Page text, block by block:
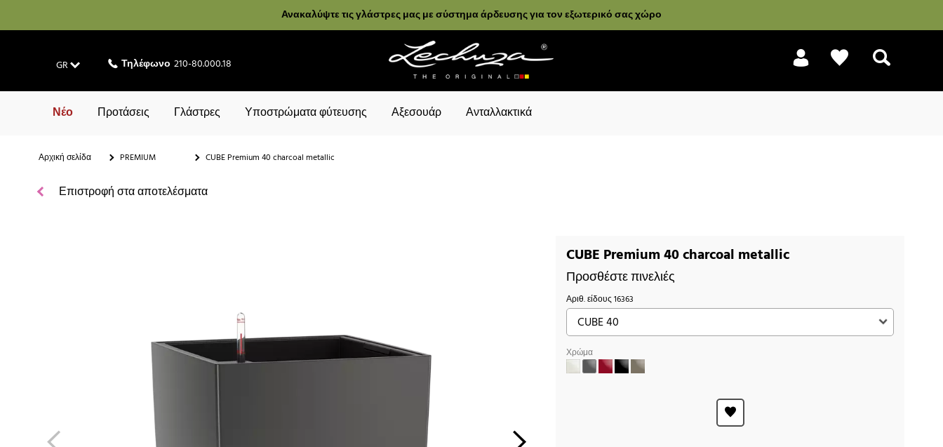
Ανακαλύψτε τις γλάστρες μας με σύστημα άρδευσης για τον εξωτερικό σας χώρο
GR Τηλέφωνο 210-80.000.18
Νέο Προτάσεις Γλάστρες Υποστρώματα φύτευσης Αξεσουάρ Ανταλλακτικά
Αρχική σελίδα PREMIUM CUBE Premium 40 charcoal metallic
Επιστροφή στα αποτελέσματα
CUBE Premium 40 charcoal metallic
Προσθέστε πινελιές
Αριθ. είδους16363
Χρώμα